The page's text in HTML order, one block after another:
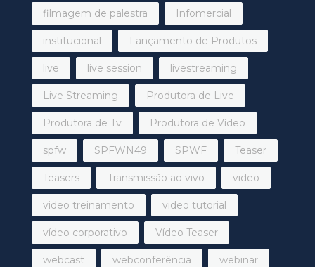
filmagem de palestra Infomercial
institucional Lançamento de Produtos
live live session livestreaming
Live Streaming Produtora de Live
Produtora de Tv Produtora de Vídeo
spfw SPFWN49 SPWF Teaser
Teasers Transmissão ao vivo video
video treinamento video tutorial
vídeo corporativo Vídeo Teaser
webcast webconferência webinar